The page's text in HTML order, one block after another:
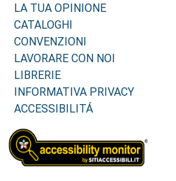
LA TUA OPINIONE
CATALOGHI
CONVENZIONI
LAVORARE CON NOI
LIBRERIE
INFORMATIVA PRIVACY
ACCESSIBILITÁ